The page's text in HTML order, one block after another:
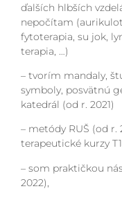
ďalších hlbších
nepočítam
fytoterapia, su jok,
terapia, …)
– tvorím mandaly,
symboly, posvätnú
katedrál (od r. 2021)
– metódy RUŠ (od r.
terapeutické kurzy
– som praktičkou
2022),